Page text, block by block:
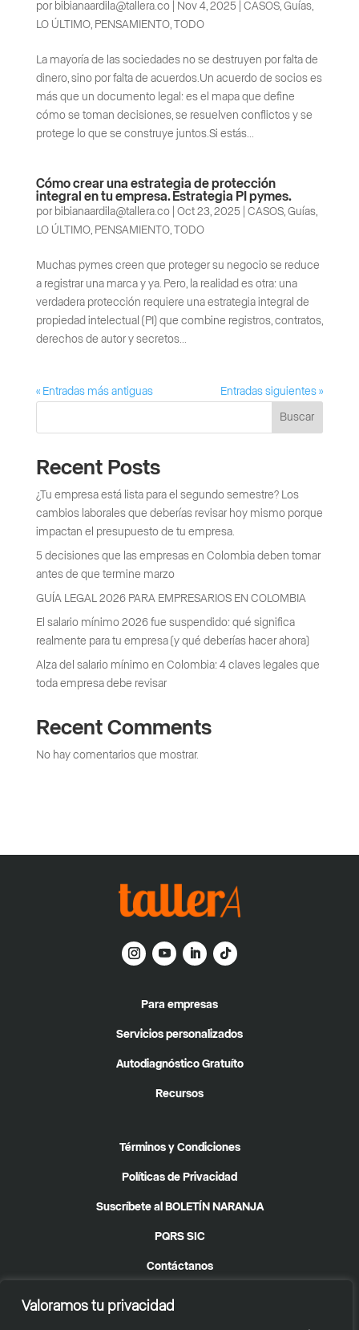
Valoramos tu privacidad
por bibianaardila@tallera.co| Nov 4, 2025 CASOS, Guías,
LO ÚLTIMO, PENSAMIENTO, TODO
La mayoría de las sociedades no se destruyen por falta de
dinero, sino por falta de acuerdos.Un acuerdo de socios es
más que un documento legal: es el mapa que define
cómo se toman decisiones, se resuelven conflictos y se
protege lo que se construye juntos.Si estás...
Cómo crear una estrategia de protección
integral en tu empresa. Estrategia PI pymes.
por bibianaardila@tallera.co| Oct 23, 2025 CASOS, Guías,
LO ÚLTIMO, PENSAMIENTO, TODO
Muchas pymes creen que proteger su negocio se reduce
a registrar una marca y ya. Pero, la realidad es otra: una
verdadera protección requiere una estrategia integral de
propiedad intelectual (PI) que combine registros, contratos,
derechos de autor y secretos...
« Entradas más antiguas Entradas siguientes »
Buscar
Recent Posts
¿Tu empresa está lista para el segundo semestre? Los
cambios laborales que deberías revisar hoy mismo porque
impactan el presupuesto de tu empresa.
5 decisiones que las empresas en Colombia deben tomar
antes de que termine marzo
GUÍA LEGAL 2026 PARA EMPRESARIOS EN COLOMBIA
El salario mínimo 2026 fue suspendido: qué significa
realmente para tu empresa (y qué deberías hacer ahora)
Alza del salario mínimo en Colombia: 4 claves legales que
toda empresa debe revisar
Recent Comments
No hay comentarios que mostrar.
Para empresas
Servicios personalizados
Autodiagnóstico Gratuíto
Recursos
Términos y Condiciones
Políticas de Privacidad
Suscríbete al BOLETÍN NARANJA
PQRS SIC
Contáctanos